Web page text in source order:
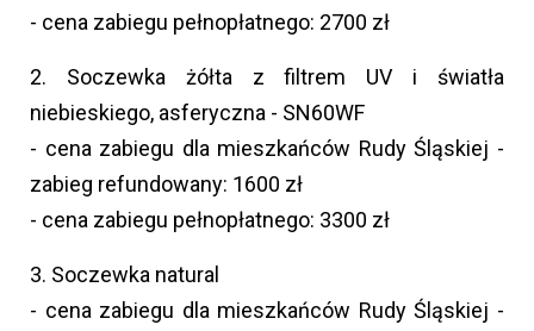
- cena zabiegu pełnopłatnego: 2700 zł
2. Soczewka żółta z filtrem UV i światła
niebieskiego, asferyczna - SN60WF
- cena zabiegu dla mieszkańców Rudy Śląskiej -
zabieg refundowany: 1600 zł
- cena zabiegu pełnopłatnego: 3300 zł
3. Soczewka natural
- cena zabiegu dla mieszkańców Rudy Śląskiej -